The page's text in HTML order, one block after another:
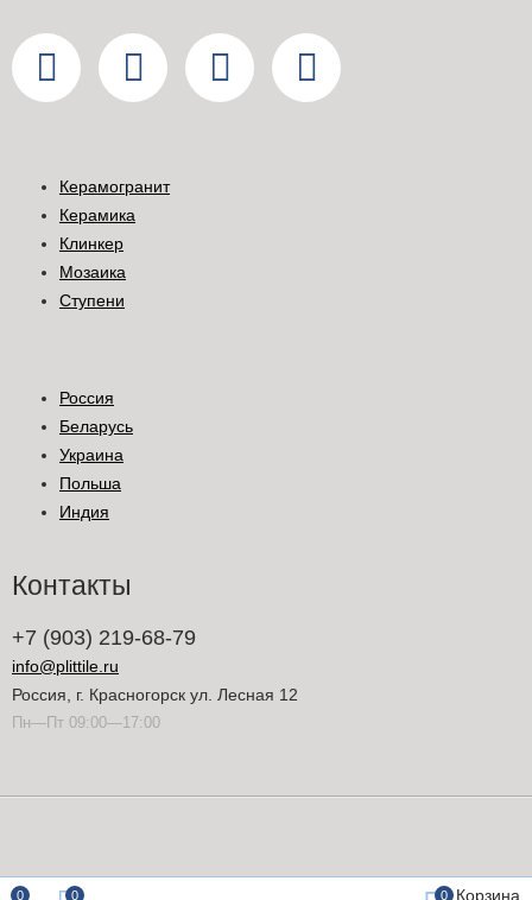
Керамогранит
Керамика
Клинкер
Мозаика
Ступени
Россия
Беларусь
Украина
Польша
Индия
Контакты
+7 (903) 219-68-79
info@plittile.ru
Россия, г. Красногорск ул. Лесная 12
Пн—Пт 09:00—17:00
0 0 0 Корзина